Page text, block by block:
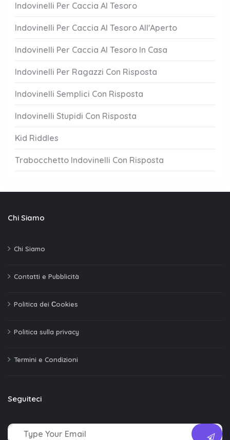
Indovinelli Per Caccia Al Tesoro
Indovinelli Per Caccia Al Tesoro All'Aperto
Indovinelli Per Caccia Al Tesoro In Casa
Indovinelli Per Ragazzi Con Risposta
Indovinelli Semplici Con Risposta
Indovinelli Stupidi Con Risposta
Kid Riddles
Trabocchetto Indovinelli Con Risposta
Chi Siamo
Chi Siamo
Contatti e Pubblicità
Politica dei Сookies
Politica sulla privacy
Termini e Condizioni
Seguiteci